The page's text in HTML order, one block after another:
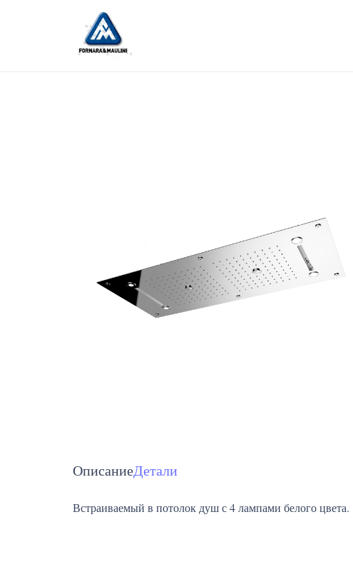
ОписаниеДетали
Встраиваемый в потолок душ с 4 лампами белого цвета.